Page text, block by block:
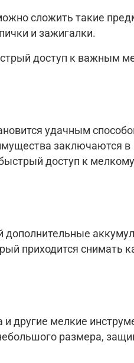
сложить такие
и зажигалки.
доступ к важным
удачным
заключаются в
доступ к мелкому
дополнительные
приходится снимать
и другие мелкие
размера,